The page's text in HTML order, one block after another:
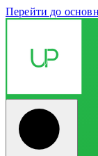
Перейти до